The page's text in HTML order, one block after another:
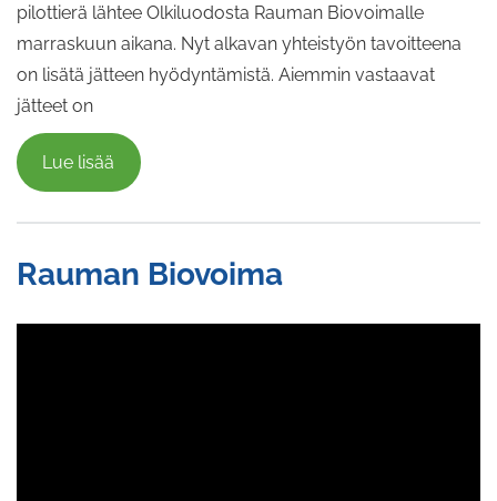
pilottierä lähtee Olkiluodosta Rauman Biovoimalle
marraskuun aikana. Nyt alkavan yhteistyön tavoitteena
on lisätä jätteen hyödyntämistä. Aiemmin vastaavat
jätteet on
Lue lisää
Rauman Biovoima